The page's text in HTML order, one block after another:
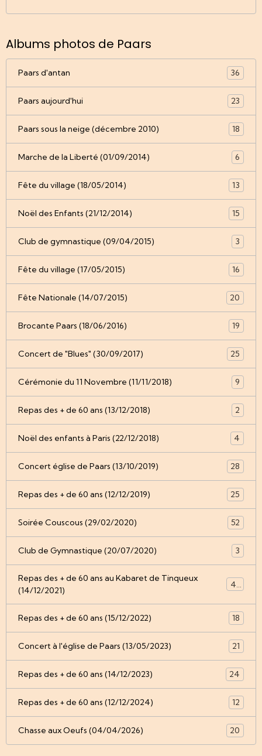
Albums photos de Paars
Paars d'antan 36
Paars aujourd'hui 23
Paars sous la neige (décembre 2010) 18
Marche de la Liberté (01/09/2014) 6
Fête du village (18/05/2014) 13
Noël des Enfants (21/12/2014) 15
Club de gymnastique (09/04/2015) 3
Fête du village (17/05/2015) 16
Fête Nationale (14/07/2015) 20
Brocante Paars (18/06/2016) 19
Concert de "Blues" (30/09/2017) 25
Cérémonie du 11 Novembre (11/11/2018) 9
Repas des + de 60 ans (13/12/2018) 2
Noël des enfants à Paris (22/12/2018) 4
Concert église de Paars (13/10/2019) 28
Repas des + de 60 ans (12/12/2019) 25
Soirée Couscous (29/02/2020) 52
Club de Gymnastique (20/07/2020) 3
Repas des + de 60 ans au Kabaret de Tinqueux
(14/12/2021)
49
Repas des + de 60 ans (15/12/2022) 18
Concert à l'église de Paars (13/05/2023) 21
Repas des + de 60 ans (14/12/2023) 24
Repas des + de 60 ans (12/12/2024) 12
Chasse aux Oeufs (04/04/2026) 20